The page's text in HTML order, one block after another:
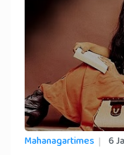
Mahanagartimes 6